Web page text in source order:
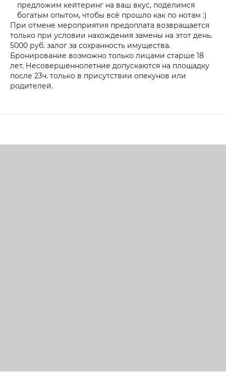
предложим кейтеринг на ваш вкус, поделимся
богатым опытом, чтобы всё прошло как по нотам :)
При отмене мероприятия предоплата возвращается
только при условии нахождения замены на этот день.
5000 руб. залог за сохранность имущества.
Бронирование возможно только лицами старше 18
лет. Несовершеннолетние допускаются на площадку
после 23ч. только в присутствии опекунов или
родителей.